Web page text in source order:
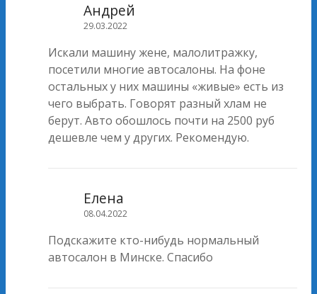
Андрей
29.03.2022
Искали машину жене, малолитражку,
посетили многие автосалоны. На фоне
остальных у них машины «живые» есть из
чего выбрать. Говорят разный хлам не
берут. Авто обошлось почти на 2500 руб
дешевле чем у других. Рекомендую.
Елена
08.04.2022
Подскажите кто-нибудь нормальный
автосалон в Минске. Спасибо